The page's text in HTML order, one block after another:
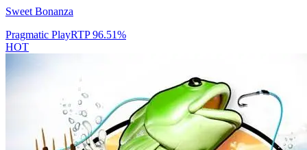
Sweet Bonanza
Pragmatic PlayRTP96.51%
HOT